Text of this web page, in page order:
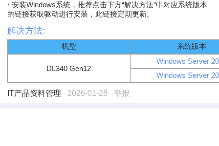
· 安装Windows系统，推荐点击下方“解决方法”中对应系统版本
的链接获取驱动进行安装，此链接定期更新。
解决方法:
机型 系统版本
DL340 Gen12
Windows Server
Windows Server
IT产品资料管理 2026-01-28 举报